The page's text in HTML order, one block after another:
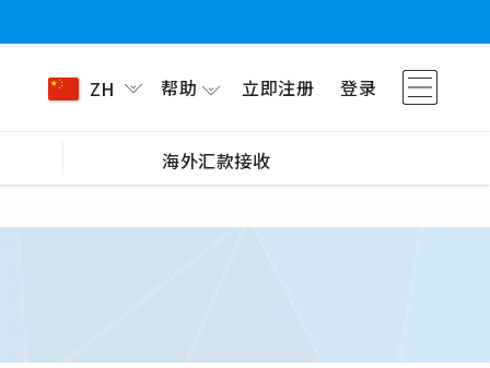
ZH 帮助 立即注册 登录
海外汇款接收